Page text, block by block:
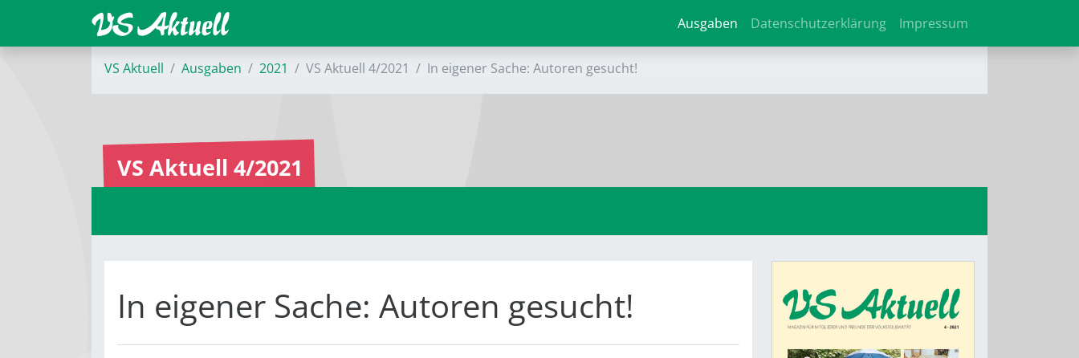
Ausgaben Datenschutzerklärung Impressum
VS Aktuell Ausgaben 2021 VS Aktuell 4/2021 In eigener Sache: Autoren gesucht!
VS Aktuell 4/2021
In eigener Sache: Autoren gesucht!